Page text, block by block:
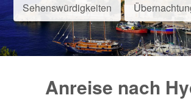
Sehenswürdigkeiten
Anreise nach